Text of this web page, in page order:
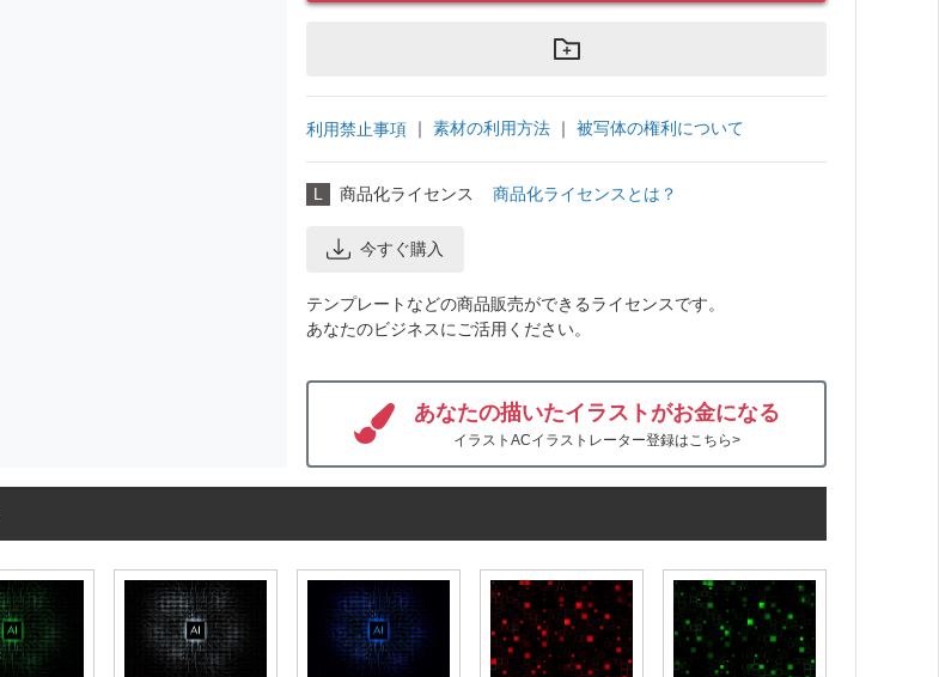
利用禁止事項 ｜ 素材の利用方法 ｜ 被写体の権利について
L 商品化ライセンス 商品化ライセンスとは？
今すぐ購入
テンプレートなどの商品販売ができるライセンスです。
あなたのビジネスにご活用ください。
あなたの描いたイラストがお金になる
イラストACイラストレーター登録はこちら>